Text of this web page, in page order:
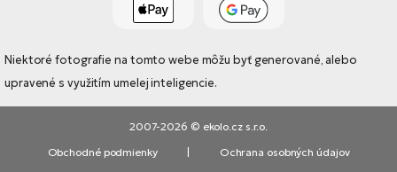
Niektoré fotografie na tomto webe môžu byť generované, alebo
upravené s využitím umelej inteligencie.
2007-2026 © ekolo.cz s.r.o.
Obchodné podmienky
Ochrana osobných údajov